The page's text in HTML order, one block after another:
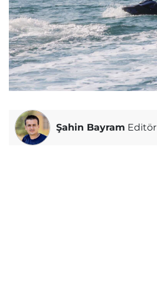
Şahin Bayram Editör